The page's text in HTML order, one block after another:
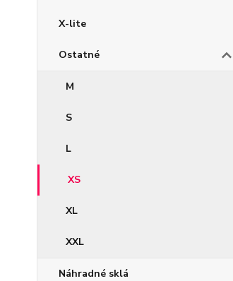
X-lite
Ostatné
M
S
L
XS
XL
XXL
Náhradné sklá